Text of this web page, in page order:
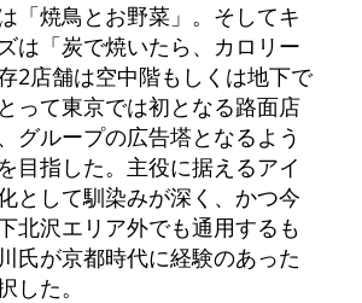
「焼鳥とお野菜」。そしてキ
は「炭で焼いたら、カロリー
2店舗は空中階もしくは地下で
って東京では初となる路面店
グループの広告塔となるよう
目指した。主役に据えるアイ
として馴染みが深く、かつ今
北沢エリア外でも通用するも
氏が京都時代に経験のあった
した。